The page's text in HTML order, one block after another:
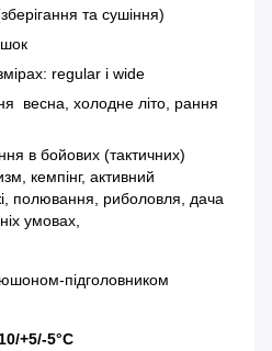
та сушіння)
regular і wide
весна, холодне літо, рання
в бойових (тактичних)
кемпінг, активний
полювання, риболовля, дача
умовах,
підголовником
/+5/-5°С